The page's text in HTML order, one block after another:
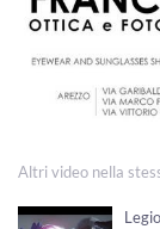
Altri video nella